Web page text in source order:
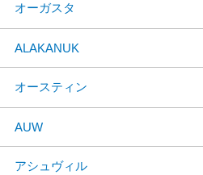
オーガスタ
ALAKANUK
オースティン
AUW
アシュヴィル